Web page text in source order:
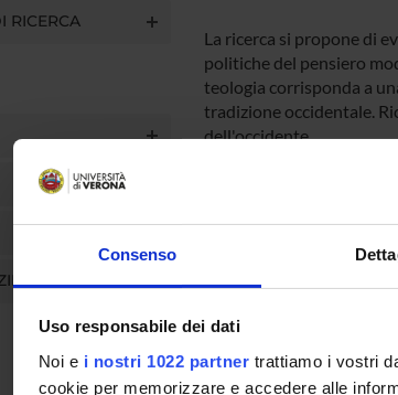
Consenso
Uso responsabile dei dati
Noi e i nostri 1022 partner trattiamo i vostri
cookie per memorizzare e accedere alle
RICERCA
La ricerca si propone di
politiche del pensiero
teologia corrisponda a
tradizione occidentale.
dell'occidente.
PARTECIPANTI AL